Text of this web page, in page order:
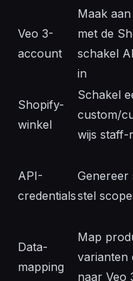
Veo 3-
account
Maak
met de
schakel
in
Shopify-
winkel
Schakel
custom/
wijs staff-
API-
credentials
Genereer
stel
Data-
mapping
Map
varianten
naar Veo